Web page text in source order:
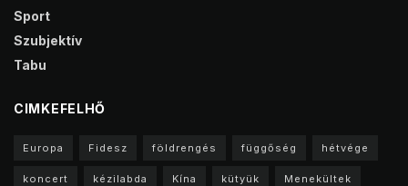
Sport
Szubjektív
Tabu
CIMKEFELHŐ
Europa Fidesz földrengés függőség hétvége
koncert kézilabda Kína kütyük Menekültek